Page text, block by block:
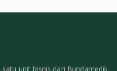
satu unit bisnis dari Bundamedik